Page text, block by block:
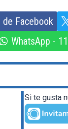
de Facebook
WhatsApp -
Si te gusta